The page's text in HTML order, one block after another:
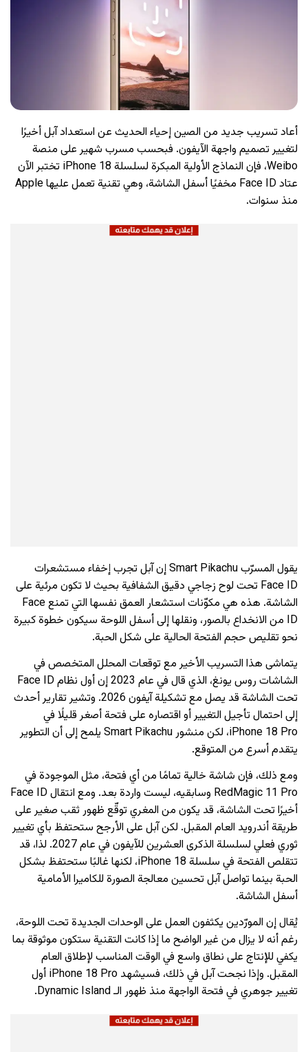
أعاد تسريب جديد من الصين إحياء الحديث عن استعداد آبل أخيرًا
لتغيير تصميم واجهة الآيفون. فبحسب مسرب شهير على منصة
Weibo، فإن النماذج الأولية المبكرة لسلسلة iPhone 18 تختبر الآن
عتاد Face ID مخفيًا أسفل الشاشة، وهي تقنية تعمل عليها Apple
منذ سنوات.
يقول المسرّب Smart Pikachu إن آبل تجرب إخفاء مستشعرات
Face ID تحت لوح زجاجي دقيق الشفافية بحيث لا تكون مرئية على
الشاشة. هذه هي مكوّنات استشعار العمق نفسها التي تمنع Face
ID من الانخداع بالصور، ونقلها إلى أسفل اللوحة سيكون خطوة كبيرة
نحو تقليص حجم الفتحة الحالية على شكل الحبة.
يتماشى هذا التسريب الأخير مع توقعات المحلل المتخصص في
الشاشات روس يونغ، الذي قال في عام 2023 إن أول نظام Face ID
تحت الشاشة قد يصل مع تشكيلة آيفون 2026. وتشير تقارير أحدث
إلى احتمال تأجيل التغيير أو اقتصاره على فتحة أصغر قليلًا في
iPhone 18 Pro، لكن منشور Smart Pikachu يلمح إلى أن التطوير
يتقدم أسرع من المتوقع.
ومع ذلك، فإن شاشة خالية تمامًا من أي فتحة، مثل الموجودة في
RedMagic 11 Pro وسابقيه، ليست واردة بعد. ومع انتقال Face ID
أخيرًا تحت الشاشة، قد يكون من المغري توقّع ظهور ثقب صغير على
طريقة أندرويد العام المقبل. لكن آبل على الأرجح ستحتفظ بأي تغيير
ثوري فعلي لسلسلة الذكرى العشرين للآيفون في عام 2027. لذا، قد
تتقلص الفتحة في سلسلة iPhone 18، لكنها غالبًا ستحتفظ بشكل
الحبة بينما تواصل آبل تحسين معالجة الصورة للكاميرا الأمامية
أسفل الشاشة.
يُقال إن المورّدين يكثفون العمل على الوحدات الجديدة تحت اللوحة،
رغم أنه لا يزال من غير الواضح ما إذا كانت التقنية ستكون موثوقة بما
يكفي للإنتاج على نطاق واسع في الوقت المناسب لإطلاق العام
المقبل. وإذا نجحت آبل في ذلك، فسيشهد iPhone 18 Pro أول
تغيير جوهري في فتحة الواجهة منذ ظهور الـ Dynamic Island.